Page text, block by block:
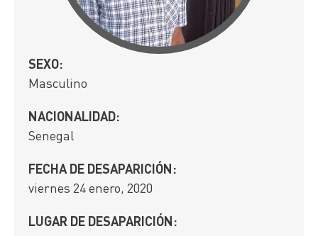
SEXO:
Masculino
NACIONALIDAD:
Senegal
FECHA DE DESAPARICIÓN:
viernes 24 enero, 2020
LUGAR DE DESAPARICIÓN: